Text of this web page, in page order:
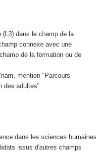
(L3) dans le champ de la
connexe avec une
de la formation ou de
mention "Parcours
des adultes"
dans les sciences humaines
issus d'autres champs